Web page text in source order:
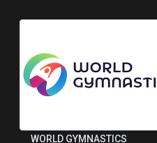
WORLD GYMNASTICS